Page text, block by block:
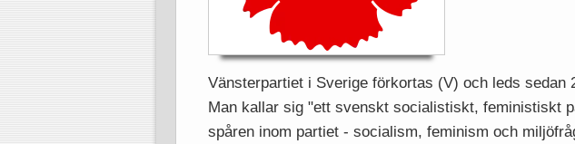
Vänsterpartiet i Sverige förkortas (V) och leds
Man kallar sig "ett svenskt socialistiskt, feministiskt
spåren inom partiet - socialism, feminism och